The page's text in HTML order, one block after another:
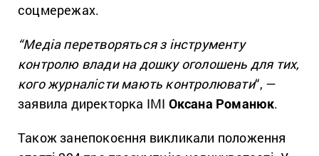
соцмережах.
“Медіа перетворяться з інструменту
контролю влади на дошку оголошень для тих,
кого журналісти мають контролювати“, —
заявила директорка ІМІ Оксана Романюк.
Також занепокоєння викликали положення